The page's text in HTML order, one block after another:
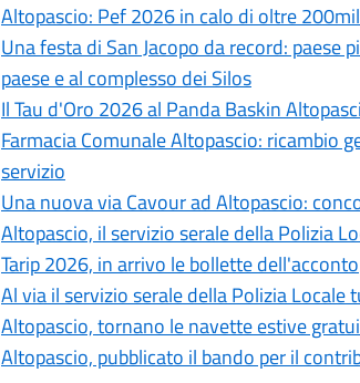
Altopascio: Pef 2026 in calo di oltre
Una festa di San Jacopo da record:
paese e al complesso dei Silos
Il Tau d'Oro 2026 al Panda Baskin
Farmacia Comunale Altopascio: ricambio
servizio
Una nuova via Cavour ad Altopascio:
Altopascio, il servizio serale della Polizia
Tarip 2026, in arrivo le bollette dell'acconto
Al via il servizio serale della Polizia Locale
Altopascio, tornano le navette estive
Altopascio, pubblicato il bando per il